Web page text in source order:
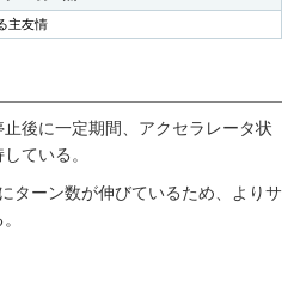
主友情
後に一定期間、アクセラレータ状
ている。
ターン数が伸びているため、よりサ